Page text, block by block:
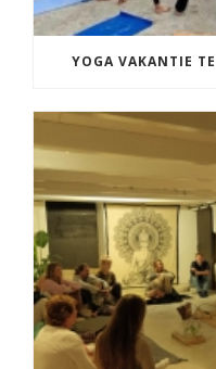
YOGA VAKANTIE